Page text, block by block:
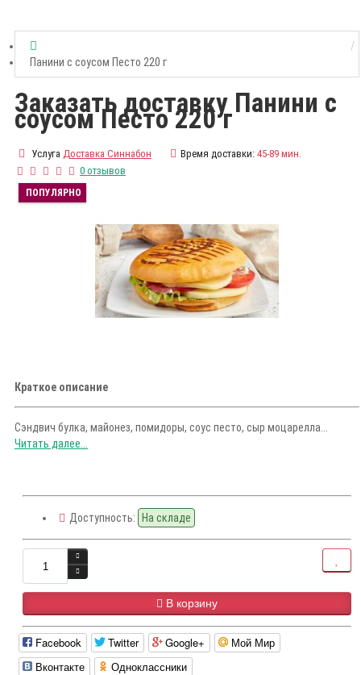
Панини с соусом Песто 220 г
Заказать доставку Панини с
соусом Песто 220 г
Услуга Доставка Синнабон Время доставки: 45-89 мин.
0 отзывов
ПОПУЛЯРНО
Краткое описание
Сэндвич булка, майонез, помидоры, соус песто, сыр моцарелла...
Читать далее...
Доступность: На складе
В корзину
Facebook Twitter Google+
Мой Мир
Вконтакте
Одноклассники